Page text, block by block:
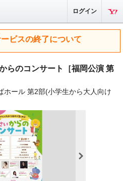
ログイン
ビスの終了について
らのコンサート［福岡公演 第
ール 第2部(小学生から大人向け